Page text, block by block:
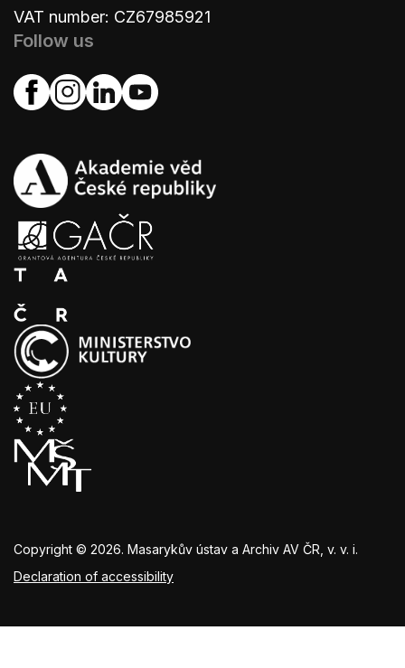
VAT number: CZ67985921
Follow us
Copyright © 2026. Masarykův ústav a Archiv AV ČR, v. v. i.
Declaration of accessibility